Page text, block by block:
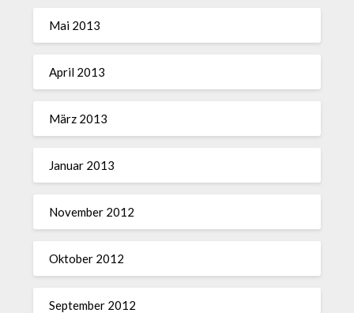
Mai 2013
April 2013
März 2013
Januar 2013
November 2012
Oktober 2012
September 2012